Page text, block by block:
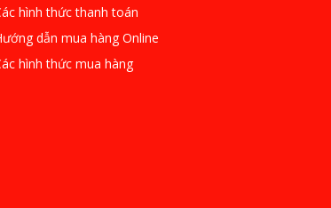
hình thức thanh toán
dẫn mua hàng Online
hình thức mua hàng